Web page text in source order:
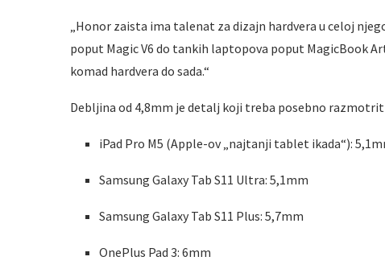
„Honor zaista ima talenat za dizajn hardvera u celoj
poput Magic V6 do tankih laptopova poput MagicBook
komad hardvera do sada.“
Debljina od 4,8mm je detalj koji treba posebno
iPad Pro M5 (Apple-ov „najtanji tablet ikada“):
Samsung Galaxy Tab S11 Ultra: 5,1mm
Samsung Galaxy Tab S11 Plus: 5,7mm
OnePlus Pad 3: 6mm